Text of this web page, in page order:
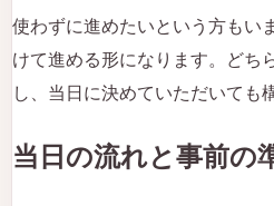
使わずに進めたいという方もい
けて進める形になります。どち
し、当日に決めていただいても
当日の流れと事前の